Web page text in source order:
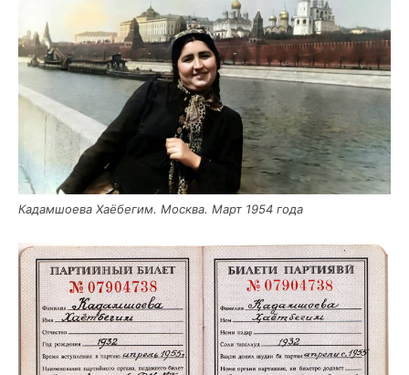
Кадам­шо­е­ва Хаё­бе­гим. Москва. Март 1954 года